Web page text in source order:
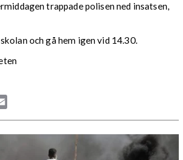
trappade polisen ned insatsen,
och gå hem igen vid 14.30.